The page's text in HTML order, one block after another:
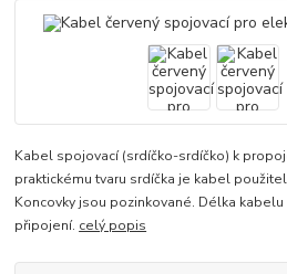
Kabel spojovací (srdíčko-srdíčko) k
praktickému tvaru srdíčka je kabel
Koncovky jsou pozinkované. Délka kabelu
připojení. celý popis